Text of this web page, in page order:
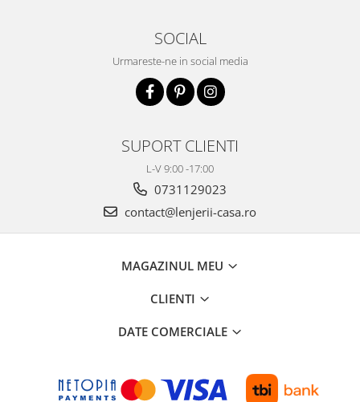
SOCIAL
Urmareste-ne in social media
SUPORT CLIENTI
L-V 9:00 -17:00
0731129023
contact@lenjerii-casa.ro
MAGAZINUL MEU
CLIENTI
DATE COMERCIALE